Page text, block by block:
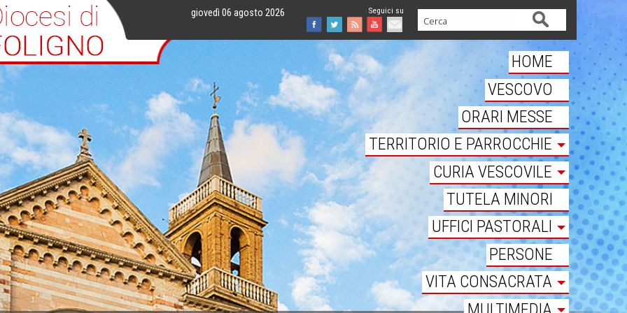
giovedì 06 agosto 2026
Facebook
Twitter
FeedYoutube
Mail
Cerca
HOME
VESCOVO
ORARI MESSE
TERRITORIO E PARROCCHIE
CURIA VESCOVILE
TUTELA MINORI
UFFICI PASTORALI
PERSONE
VITA CONSACRATA